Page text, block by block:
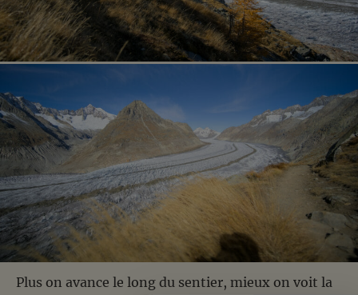
Plus on avance le long du sentier, mieux on voit la